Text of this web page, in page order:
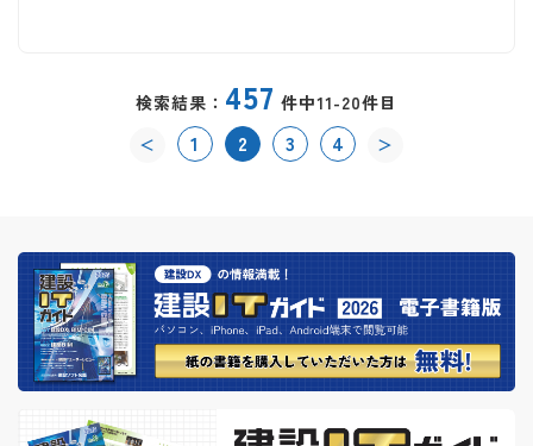
検索結果： 457 件中11-20件目
＜ 1 2 3 4 ＞